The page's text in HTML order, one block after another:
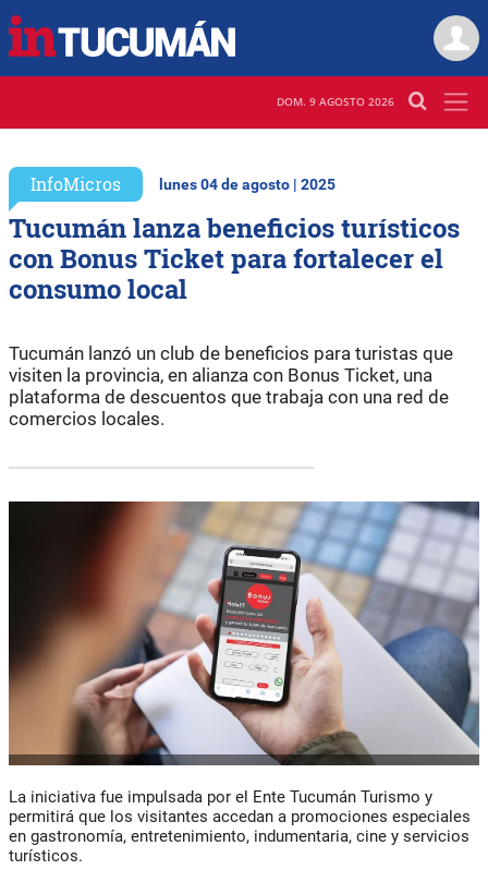
DOM. 9 AGOSTO 2026
InfoMicros lunes 04 de agosto | 2025
Tucumán lanza beneficios turísticos
con Bonus Ticket para fortalecer el
consumo local
Tucumán lanzó un club de beneficios para turistas que
visiten la provincia, en alianza con Bonus Ticket, una
plataforma de descuentos que trabaja con una red de
comercios locales.
La iniciativa fue impulsada por el Ente Tucumán Turismo y
permitirá que los visitantes accedan a promociones especiales
en gastronomía, entretenimiento, indumentaria, cine y servicios
turísticos.